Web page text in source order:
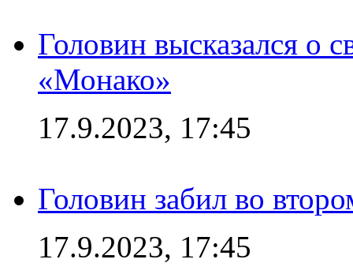
Головин высказался о
«Монако»
17.9.2023, 17:45
Головин забил во
17.9.2023, 17:45